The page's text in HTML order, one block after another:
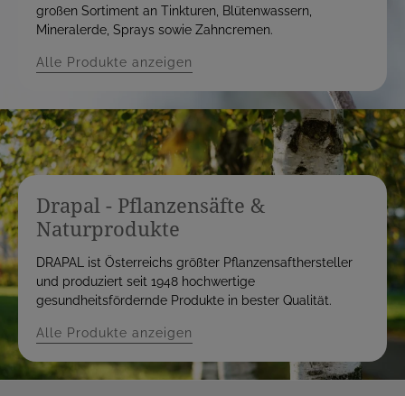
großen Sortiment an Tinkturen, Blütenwassern,
Mineralerde, Sprays sowie Zahncremen.
Alle Produkte anzeigen
Drapal - Pflanzensäfte &
Naturprodukte
DRAPAL ist Österreichs größter Pflanzensafthersteller
und produziert seit 1948 hochwertige
gesundheitsfördernde Produkte in bester Qualität.
Alle Produkte anzeigen